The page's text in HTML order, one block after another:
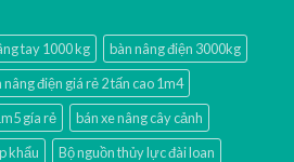
tay 1000 kg
bàn nâng điện 3000kg
nâng điện giá rẻ 2 tấn cao 1m4
gía rẻ
bán xe nâng cây cảnh
khẩu
Bộ nguồn thủy lực đài loan